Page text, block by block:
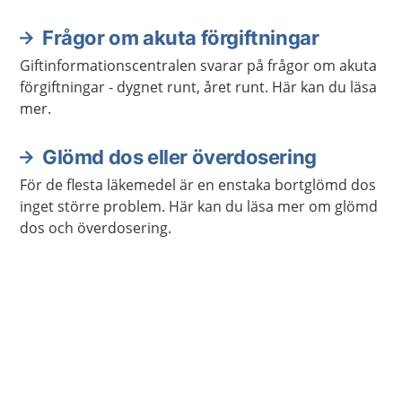
Frågor om akuta förgiftningar
Giftinformationscentralen svarar på frågor om akuta
förgiftningar - dygnet runt, året runt. Här kan du läsa
mer.
Glömd dos eller överdosering
För de flesta läkemedel är en enstaka bortglömd dos
inget större problem. Här kan du läsa mer om glömd
dos och överdosering.